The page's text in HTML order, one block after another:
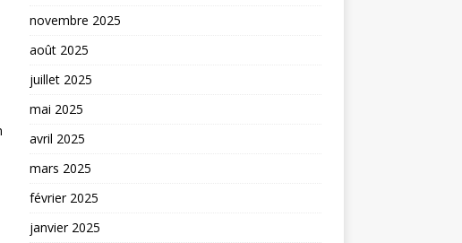
novembre 2025
août 2025
juillet 2025
mai 2025
avril 2025
mars 2025
février 2025
janvier 2025